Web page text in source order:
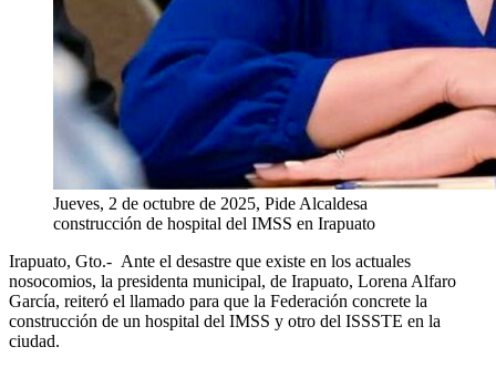
Jueves, 2 de octubre de 2025, Pide Alcaldesa
construcción de hospital del IMSS en Irapuato
Irapuato, Gto.- Ante el desastre que existe en los actuales
nosocomios, la presidenta municipal, de Irapuato, Lorena Alfaro
García, reiteró el llamado para que la Federación concrete la
construcción de un hospital del IMSS y otro del ISSSTE en la
ciudad.